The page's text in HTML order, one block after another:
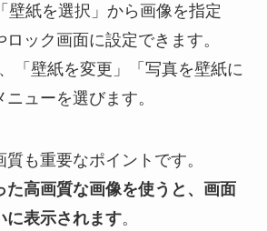
壁紙を選択」から画像を指定
ロック画面に設定できます。
「壁紙を変更」「写真を壁紙に
ューを選びます。
も重要なポイントです。
た高画質な画像を使うと、画面
に表示されます。